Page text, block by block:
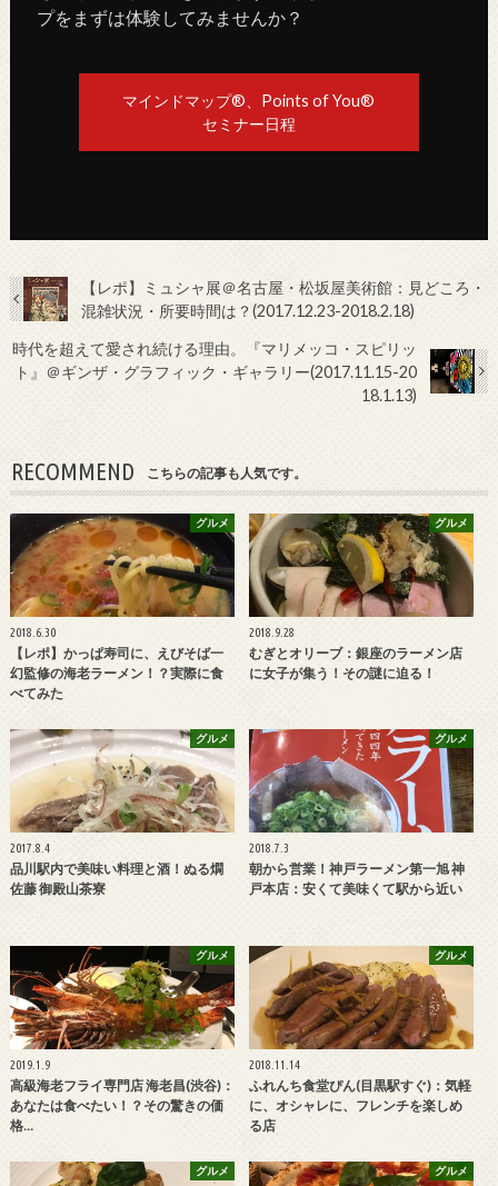
プをまずは体験してみませんか？
マインドマップ®、Points of You®
セミナー日程
【レポ】ミュシャ展＠名古屋・松坂屋美術館：見どころ・
混雑状況・所要時間は？(2017.12.23-2018.2.18)
時代を超えて愛され続ける理由。『マリメッコ・スピリッ
ト』＠ギンザ・グラフィック・ギャラリー(2017.11.15-20
18.1.13)
RECOMMEND こちらの記事も人気です。
グルメ
2018.6.30
【レポ】かっぱ寿司に、えびそば一
幻監修の海老ラーメン！？実際に食
べてみた
グルメ
2018.9.28
むぎとオリーブ：銀座のラーメン店
に女子が集う！その謎に迫る！
グルメ
2017.8.4
品川駅内で美味い料理と酒！ぬる燗
佐藤 御殿山茶寮
グルメ
2018.7.3
朝から営業！神戸ラーメン第一旭 神
戸本店：安くて美味くて駅から近い
グルメ
2019.1.9
高級海老フライ専門店 海老昌(渋谷)：
あなたは食べたい！？その驚きの価
格…
グルメ
2018.11.14
ふれんち食堂ぴん(目黒駅すぐ)：気軽
に、オシャレに、フレンチを楽しめ
る店
グルメ グルメ